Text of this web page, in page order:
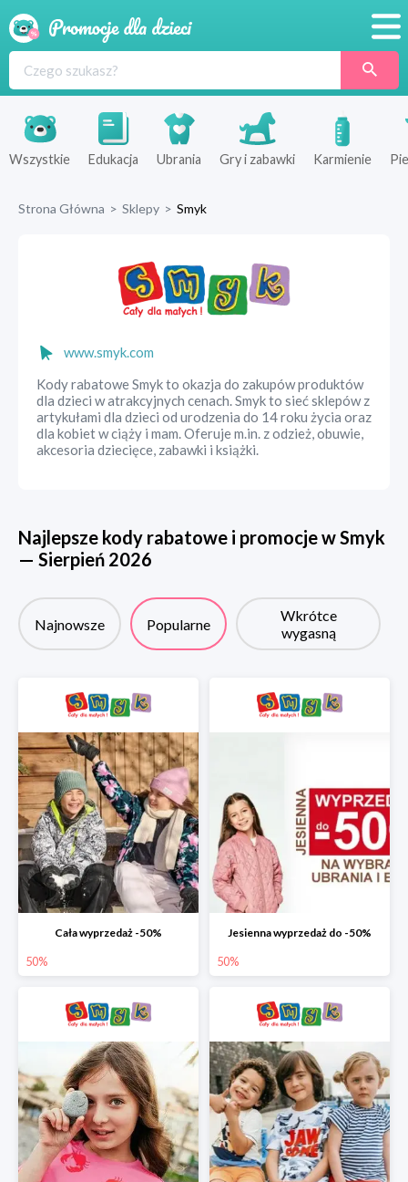
Produkty
Sklepy
Wszystkie Edukacja Ubrania Gry i zabawki Karmienie
Strona Główna > Sklepy > Smyk
www.smyk.com
Kody rabatowe Smyk to okazja do zakupów produktów
dla dzieci w atrakcyjnych cenach. Smyk to sieć sklepów z
artykułami dla dzieci od urodzenia do 14 roku życia oraz
dla kobiet w ciąży i mam. Oferuje m.in. z odzież, obuwie,
akcesoria dziecięce, zabawki i książki.
Najlepsze kody rabatowe i promocje wSmyk
— Sierpień 2026
Najnowsze Popularne
Wkrótce
wygasną
Cała wyprzedaż -50%
50%
Jesienna wyprzedaż do -50%
50%